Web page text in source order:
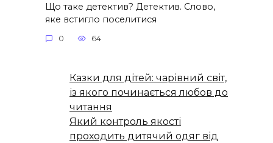
Що таке детектив? Детектив. Слово,
яке встигло поселитися
0 64
Казки для дітей: чарівний світ,
із якого починається любов до
читання
Який контроль якості
проходить дитячий одяг від